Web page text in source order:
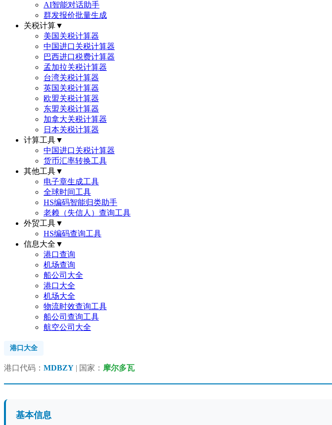
AI智能对话助手
群发报价批量生成
关税计算▼
美国关税计算器
中国进口关税计算器
巴西进口税费计算器
孟加拉关税计算器
台湾关税计算器
英国关税计算器
欧盟关税计算器
东盟关税计算器
加拿大关税计算器
日本关税计算器
计算工具▼
中国进口关税计算器
货币汇率转换工具
其他工具▼
电子章生成工具
全球时间工具
HS编码智能归类助手
老赖（失信人）查询工具
外贸工具▼
HS编码查询工具
信息大全 ▼
港口查询
机场查询
船公司大全
港口大全
机场大全
物流时效查询工具
船公司查询工具
航空公司大全
港口大全
港口代码： MDBZY | 国家： 摩尔多瓦
基本信息